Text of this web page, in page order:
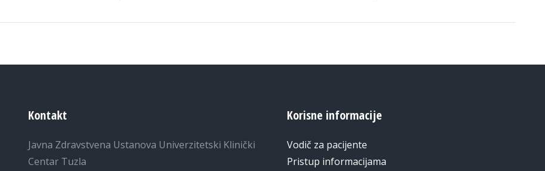
Kontakt
Javna Zdravstvena Ustanova Univerzitetski Klinički
Centar Tuzla
Korisne informacije
Vodič za pacijente
Pristup informacijama